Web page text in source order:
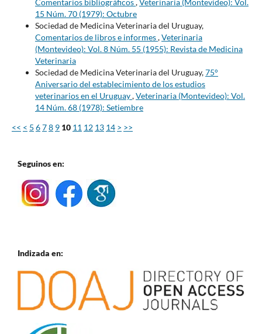
15 Núm. 70 (1979): Octubre
Sociedad de Medicina Veterinaria del Uruguay,
Comentarios de libros e informes,Veterinaria
(Montevideo): Vol. 8 Núm. 55 (1955): Revista de Medicina
Veterinaria
Sociedad de Medicina Veterinaria del Uruguay,75°
Aniversario del establecimiento de los estudios
veterinarios en el Uruguay,Veterinaria (Montevideo): Vol.
14 Núm. 68 (1978): Setiembre
<< < 5 678 9 10 11 12 13 14 > >>
Seguinos en:
Indizada en: